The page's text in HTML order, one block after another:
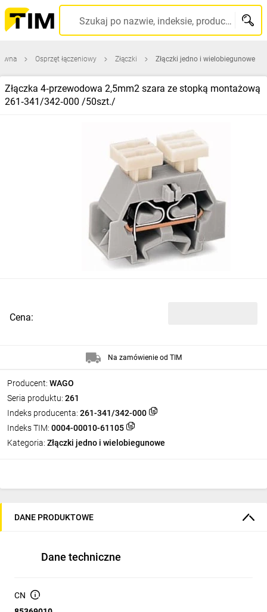
Szukaj po nazwie, indeksie, producencie, kodzie kreskowym...
Osprzęt łączeniowy Złączki Złączki jedno i wielobiegunowe
Złączka 4‑przewodowa 2,5mm2 szara ze stopką montażową
261‑341/342‑000 /50szt./
Producent: WAGO
Seria produktu: 261
Indeks producenta: 261-341/342-000
Indeks TIM: 0004-00010-61105
Kategoria: Złączki jedno i wielobiegunowe
Cena:
Na zamówienie od TIM
DANE PRODUKTOWE
Dane techniczne
CN